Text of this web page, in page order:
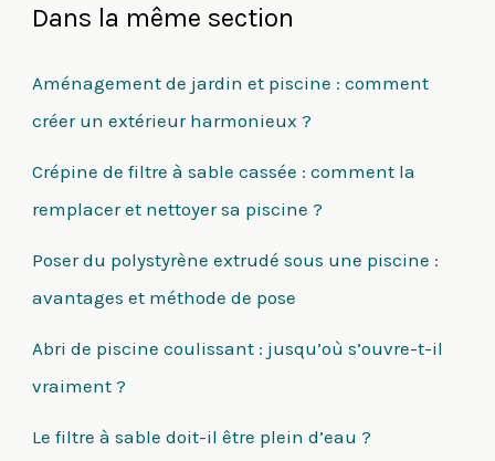
Dans la même section
Aménagement de jardin et piscine : comment
créer un extérieur harmonieux ?
Crépine de filtre à sable cassée : comment la
remplacer et nettoyer sa piscine ?
Poser du polystyrène extrudé sous une piscine :
avantages et méthode de pose
Abri de piscine coulissant : jusqu’où s’ouvre-t-il
vraiment ?
Le filtre à sable doit-il être plein d’eau ?